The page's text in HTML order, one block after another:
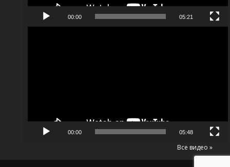
00:00 05:21
00:00 05:48
Все видео »